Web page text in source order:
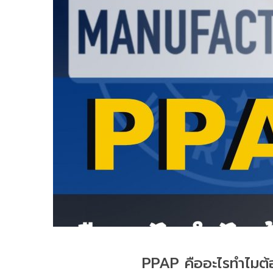
PPAP คืออะไรทำไม